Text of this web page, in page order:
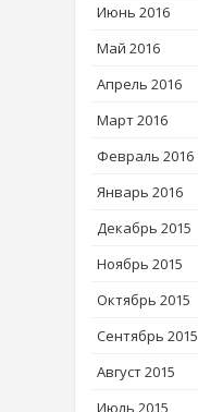
Июнь 2016
Май 2016
Апрель 2016
Март 2016
Февраль 2016
Январь 2016
Декабрь 2015
Ноябрь 2015
Октябрь 2015
Сентябрь 2015
Август 2015
Июль 2015